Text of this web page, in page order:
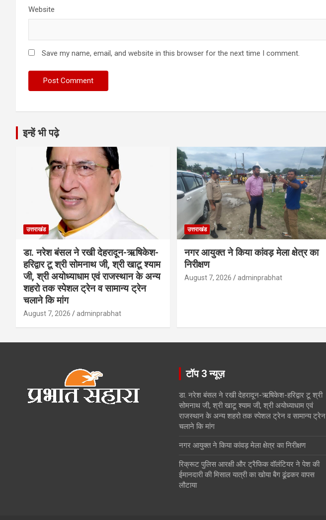
Website
Save my name, email, and website in this browser for the next time I comment.
इन्हें भी पढ़े
उत्तराखंड
डा. नरेश बंसल ने रखी देहरादून-ऋषिकेश-
हरिद्वार टू श्री सोमनाथ जी, श्री खाटू श्याम
जी, श्री अयोध्याधाम एवं राजस्थान के अन्य
शहरो तक स्पेशल ट्रेन व सामान्य ट्रेन
चलाने कि मांग
August 7, 2026 adminprabhat
उत्तराखंड
नगर आयुक्त ने किया कांवड़ मेला क्षेत्र का
निरीक्षण
August 7, 2026 adminprabhat
टॉप 3 न्यूज़
डा. नरेश बंसल ने रखी देहरादून-ऋषिकेश-हरिद्वार टू श्री
सोमनाथ जी, श्री खाटू श्याम जी, श्री अयोध्याधाम एवं
राजस्थान के अन्य शहरो तक स्पेशल ट्रेन व सामान्य ट्रेन
चलाने कि मांग
नगर आयुक्त ने किया कांवड़ मेला क्षेत्र का निरीक्षण
रिक्रूट पुलिस आरक्षी और ट्रैफिक वॉलंटियर ने पेश की
ईमानदारी की मिसाल यात्री का खोया बैग ढूंढकर वापस
लौटाया